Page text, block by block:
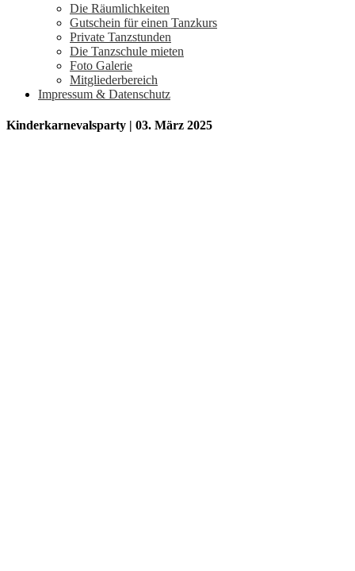
Die Räumlichkeiten
Gutschein für einen Tanzkurs
Private Tanzstunden
Die Tanzschule mieten
Foto Galerie
Mitgliederbereich
Impressum & Datenschutz
Kinderkarnevalsparty | 03. März 2025